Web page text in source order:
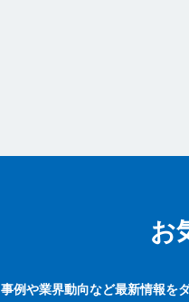
お
お
事例や業界動向など最新情報を